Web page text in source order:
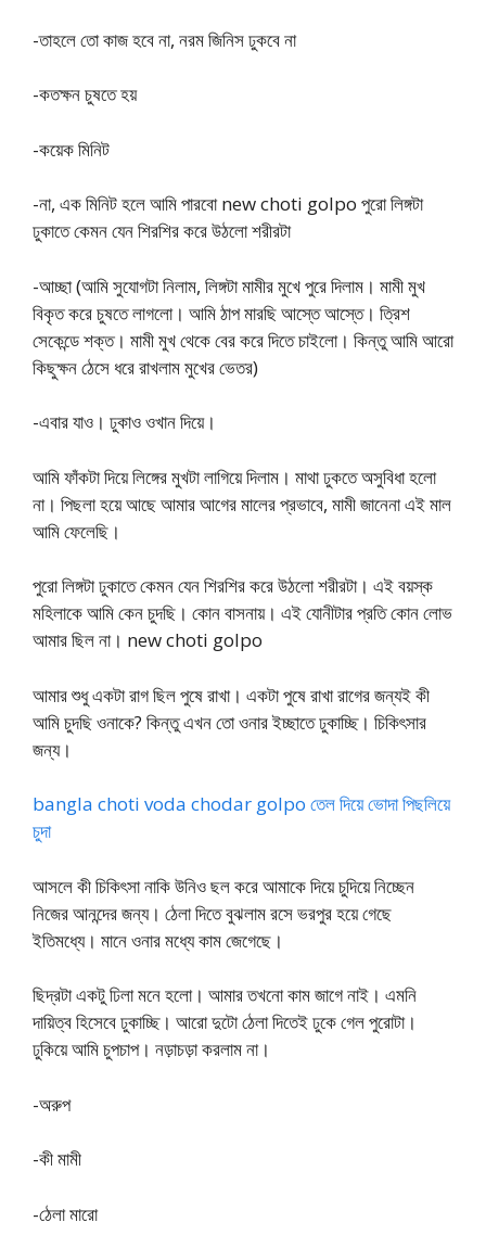
-তাহলে তো কাজ হবে না, নরম জিনিস ঢুকবে না
-কতক্ষন চুষতে হয়
-কয়েক মিনিট
-না, এক মিনিট হলে আমি পারবো new choti golpo পুরো লিঙ্গটা
ঢুকাতে কেমন যেন শিরশির করে উঠলো শরীরটা
-আচ্ছা (আমি সুযোগটা নিলাম, লিঙ্গটা মামীর মুখে পুরে দিলাম। মামী মুখ
বিকৃত করে চুষতে লাগলো। আমি ঠাপ মারছি আস্তে আস্তে। ত্রিশ
সেকেন্ডে শক্ত। মামী মুখ থেকে বের করে দিতে চাইলো। কিন্তু আমি আরো
কিছুক্ষন ঠেসে ধরে রাখলাম মুখের ভেতর)
-এবার যাও। ঢুকাও ওখান দিয়ে।
আমি ফাঁকটা দিয়ে লিঙ্গের মুখটা লাগিয়ে দিলাম। মাথা ঢুকতে অসুবিধা হলো
না। পিছলা হয়ে আছে আমার আগের মালের প্রভাবে, মামী জানেনা এই মাল
আমি ফেলেছি।
পুরো লিঙ্গটা ঢুকাতে কেমন যেন শিরশির করে উঠলো শরীরটা। এই বয়স্ক
মহিলাকে আমি কেন চুদছি। কোন বাসনায়। এই যোনীটার প্রতি কোন লোভ
আমার ছিল না। new choti golpo
আমার শুধু একটা রাগ ছিল পুষে রাখা। একটা পুষে রাখা রাগের জন্যই কী
আমি চুদছি ওনাকে? কিন্তু এখন তো ওনার ইচ্ছাতে ঢুকাচ্ছি। চিকিৎসার
জন্য।
bangla choti voda chodar golpo তেল দিয়ে ভোদা পিছলিয়ে
চুদা
আসলে কী চিকিৎসা নাকি উনিও ছল করে আমাকে দিয়ে চুদিয়ে নিচ্ছেন
নিজের আনন্দের জন্য। ঠেলা দিতে বুঝলাম রসে ভরপুর হয়ে গেছে
ইতিমধ্যে। মানে ওনার মধ্যে কাম জেগেছে।
ছিদ্রটা একটু ঢিলা মনে হলো। আমার তখনো কাম জাগে নাই। এমনি
দায়িত্ব হিসেবে ঢুকাচ্ছি। আরো দুটো ঠেলা দিতেই ঢুকে গেল পুরোটা।
ঢুকিয়ে আমি চুপচাপ। নড়াচড়া করলাম না।
-অরুপ
-কী মামী
-ঠেলা মারো